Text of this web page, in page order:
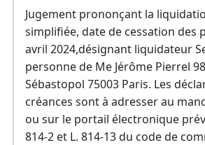
Jugement prononçant la
simplifiée, date de cessation des
avril 2024,désignant liquidateur
personne de Me Jérôme Pierrel
Sébastopol 75003 Paris. Les
créances sont à adresser au
ou sur le portail électronique
814-2 et L. 814-13 du code de